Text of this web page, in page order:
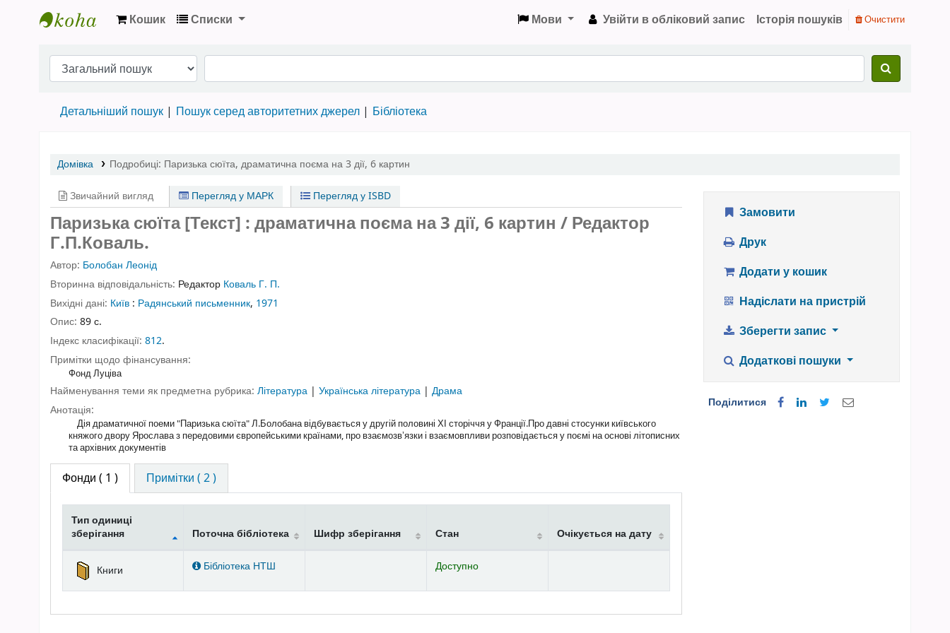
Кошик Списки Мови Увійти в обліковий запис Історія пошуків Очистити
Детальніший пошук Пошук серед авторитетних джерел Бібліотека
Домівка Подробиці: Паризька сюїта, драматична поєма на 3 дії, 6 картин
Звичайний вигляд Перегляд у МАРК Перегляд у ISBD
Паризька сюїта [Текст] : драматична поєма на 3 дії, 6 картин / Редактор
Г.П.Коваль.
Автор: Болобан Леонід
Вторинна відповідальність: Редактор Коваль Г. П.
Вихідні дані: Київ : Радянський письменник, 1971
Опис: 89 с.
Індекс класифікації: 812.
Примітки щодо фінансування:
Фонд Луціва
Найменування теми як предметна рубрика: Література | Українська література | Драма
Анотація:
Дія драматичної поеми "Паризька сюїта" Л.Болобана відбувається у другій половині ХІ сторіччя у Франції.Про давні стосунки київського
княжого двору Ярослава з передовими європейськими країнами, про взаємозвʼязки і взаємовпливи розповідається у поємі на основі літописних
та архівних документів
Фонди ( 1 ) Примітки ( 2 )
Фонди
Тип одиниці
зберігання
Поточна бібліотека Шифр зберігання Стан Очікується на дату
Книги Бібліотека НТШ Доступно
Замовити
Друк
Додати у кошик
Надіслати на пристрій
Зберегти запис
Додаткові пошуки
Поділитися